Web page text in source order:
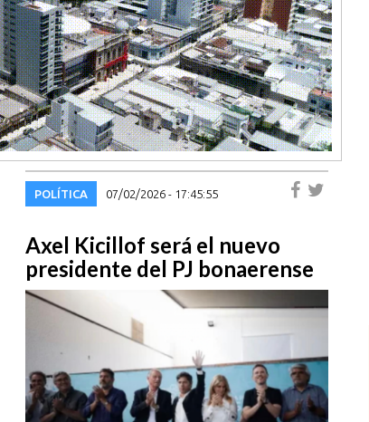
POLÍTICA 07/02/2026 - 17:45:55
Axel Kicillof será el nuevo
presidente del PJ bonaerense